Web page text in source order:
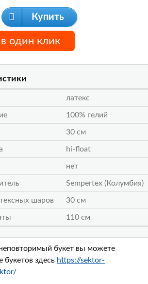
Купить
один клик
латекс
100% гелий
30 см
hi-float
нет
Sempertex (Колумбия)
шаров 30 см
110 см
букет вы можете
букетов здесь https://sektor-